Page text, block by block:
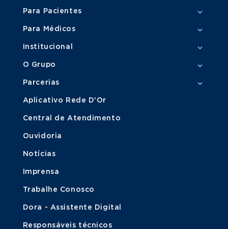
Para Pacientes
Para Médicos
Institucional
O Grupo
Parcerias
Aplicativo Rede D'Or
Central de Atendimento
Ouvidoria
Notícias
Imprensa
Trabalhe Conosco
Dora - Assistente Digital
Responsáveis técnicos